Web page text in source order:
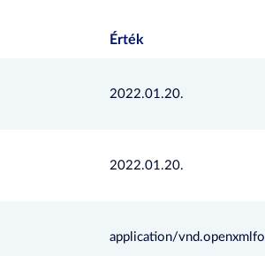
Érték
2022.01.20.
2022.01.20.
application/